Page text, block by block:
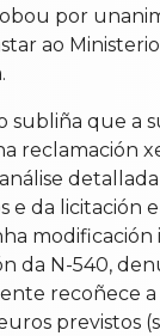
por
ao
subliña que a
reclamación
e da licitación
modificación
da N-540,
recoñece a
previstos